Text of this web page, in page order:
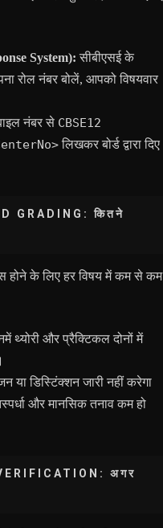
System): सीबीएसई के
रोल नंबर बोलें, आपको विषयवार
नंबर से CBSE12
लिखकर बोर्ड द्वारा दिए
GRADING: कितने
होने के लिए हर विषय में कम से कम
थ्योरी और प्रैक्टिकल दोनों में
या डिस्टिंक्शन जारी नहीं करेगा
और मानसिक तनाव कम हो
अगर